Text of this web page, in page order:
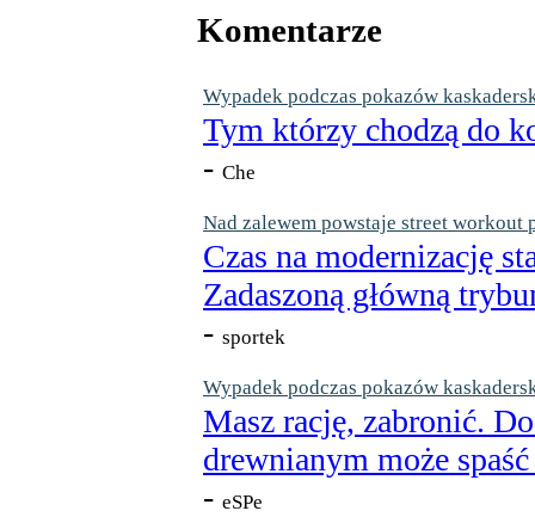
Komentarze
Wypadek podczas pokazów
Tym którzy chodzą do
- Che
Nad zalewem powstaje street workout
Czas na modernizację
Zadaszoną główną
- sportek
Wypadek podczas pokazów
Masz rację, zabronić.
drewnianym może
- eSPe